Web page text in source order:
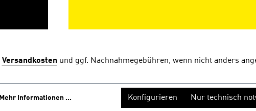
Versandkostenund ggf. Nachnahmegebühren, wenn nicht anders
Mehr Informationen ... Nur technisch
Konfigurieren